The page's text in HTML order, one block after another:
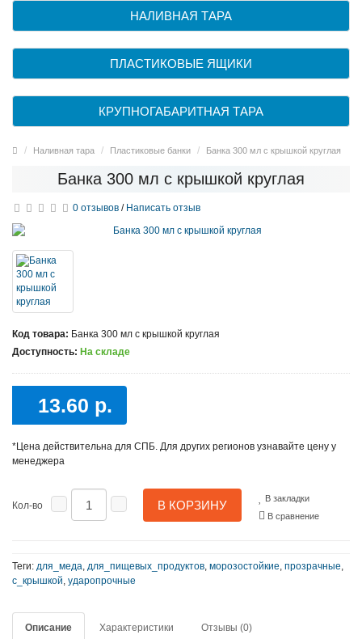
НАЛИВНАЯ ТАРА
ПЛАСТИКОВЫЕ ЯЩИКИ
КРУПНОГАБАРИТНАЯ ТАРА
Наливная тара Пластиковые банки Банка 300 мл с крышкой круглая
Банка 300 мл с крышкой круглая
0 отзывов / Написать отзыв
Код товара: Банка 300 мл с крышкой круглая
Доступность: На складе
13.60 р.
*Цена действительна для СПБ. Для других регионов узнавайте цену у
менеджера
Кол-во В КОРЗИНУ
В закладки
В сравнение
Теги: для_меда, для_пищевых_продуктов, морозостойкие, прозрачные,
с_крышкой, ударопрочные
Описание Характеристики Отзывы (0)